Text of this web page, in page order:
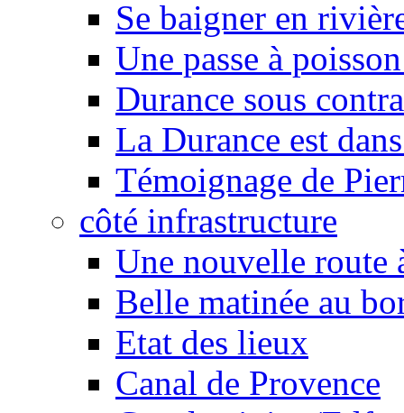
Se baigner en
Une passe à
Durance sous
La Durance est
Témoignage de
côté infrastructure
Une nouvelle route
Belle matinée au
Etat des lieux
Canal de Provence